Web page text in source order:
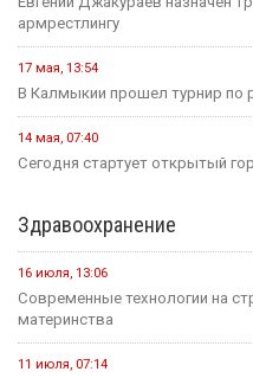
армрестлингу
17 мая, 13:54
В Калмыкии прошел турнир по
14 мая, 07:40
Сегодня стартует открытый
Здравоохранение
16 июля, 13:06
Современные технологии на
материнства
11 июля, 07:14